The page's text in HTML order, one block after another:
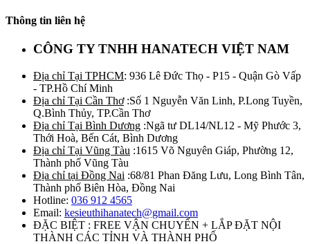
Thông tin liên hệ
CÔNG TY TNHH HANATECH VIỆT NAM
Địa chỉ Tại TPHCM: 936 Lê Đức Thọ - P15 - Quận Gò Vấp
- TP.Hồ Chí Minh
Địa chỉ Tại Cần Thơ:Số 1 Nguyễn Văn Linh, P.Long Tuyền,
Q.Bình Thủy, TP.Cần Thơ
Địa chỉ Tại Bình Dương :Ngã tư DL14/NL12 - Mỹ Phước 3,
Thới Hoà, Bến Cát, Bình Dương
Địa chỉ Tại Vũng Tàu :1615 Võ Nguyên Giáp, Phường 12,
Thành phố Vũng Tàu
Địa chỉ tại Đồng Nai :68/81 Phan Đăng Lưu, Long Bình Tân,
Thành phố Biên Hòa, Đồng Nai
Hotline: 036 912 4565
Email: kesieuthihanatech@gmail.com
ĐẶC BIỆT : FREE VẬN CHUYỂN + LẮP ĐẶT NỘI
THÀNH CÁC TỈNH VÀ THÀNH PHỐ